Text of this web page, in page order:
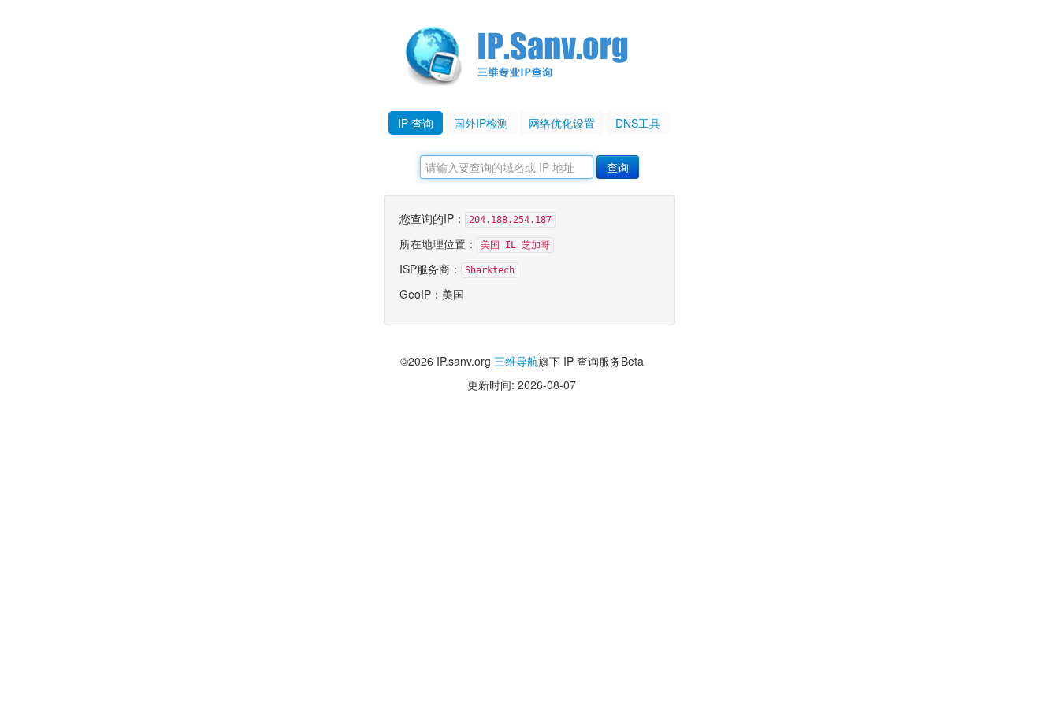
IP 查询 国外IP检测 网络优化设置 DNS工具
您查询的IP： 204.188.254.187
所在地理位置： 美国 IL 芝加哥
ISP服务商： Sharktech
GeoIP：美国
©2026 IP.sanv.org 三维导航旗下 IP 查询服务Beta
更新时间: 2026-08-07